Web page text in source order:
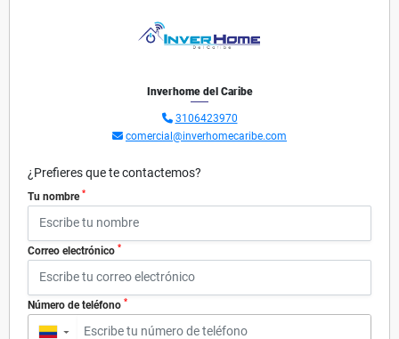
Inverhome del Caribe
3106423970
comercial@inverhomecaribe.com
¿Prefieres que te contactemos?
Tu nombre *
Correo electrónico *
Número de teléfono *
▼